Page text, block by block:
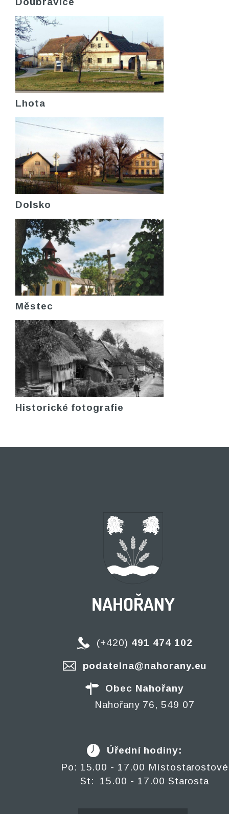
Lhota
Dolsko
Městec
Historické fotografie
(+420) 491 474 102
podatelna@nahorany.eu
Obec Nahořany
Nahořany 76, 549 07
Úřední hodiny:
Po: 15.00 - 17.00 Místostarostové
St: 15.00 - 17.00 Starosta